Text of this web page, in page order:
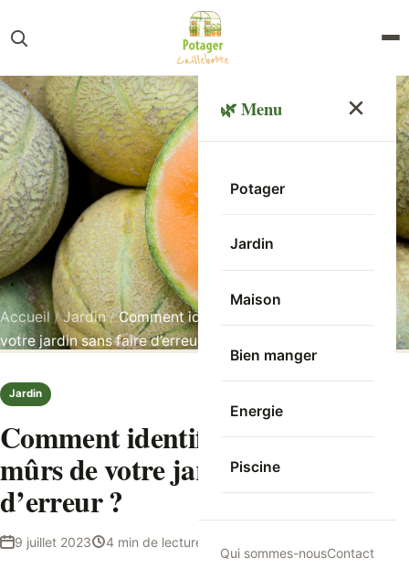
🌿 Menu
Potager
Jardin
Maison
Bien manger
Energie
Piscine
Qui sommes-nousContact
Accueil / Jardin/ Comment identifier les melons mûrs de
votre jardin sans faire d’erreur ?
Jardin
Comment identifier les melons
mûrs de votre jardin sans faire
d’erreur ?
9 juillet 2023 4 min de lecture